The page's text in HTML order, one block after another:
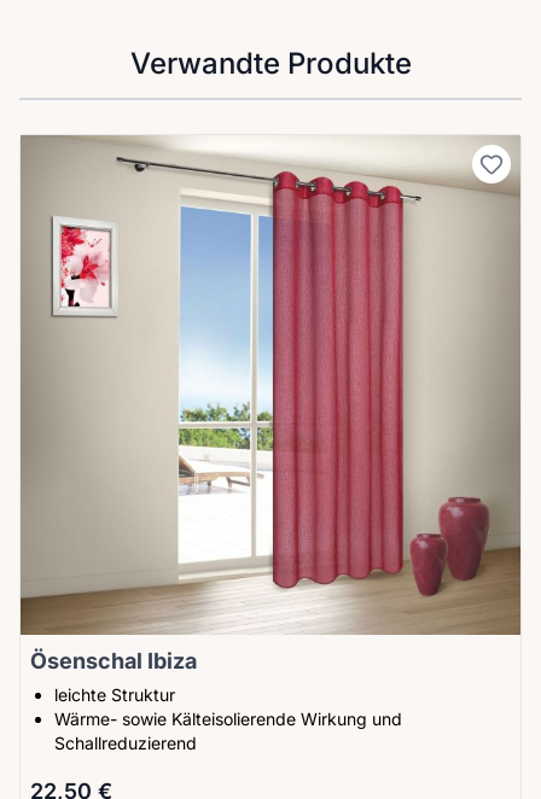
Verwandte Produkte
Clicken, um das Karussell zu überspringen
Ösenschal Ibiza
leichte Struktur
Wärme- sowie Kälteisolierende Wirkung und
Schallreduzierend
22,50 €